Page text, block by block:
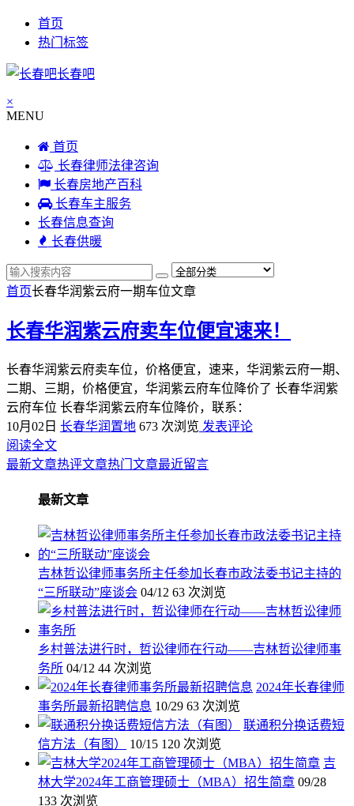
首页
热门标签
长春吧
×
MENU
首页
长春律师法律咨询
长春房地产百科
长春车主服务
长春信息查询
长春供暖
首页长春华润紫云府一期车位文章
长春华润紫云府卖车位便宜速来！
长春华润紫云府卖车位，价格便宜，速来，华润紫云府一期、
二期、三期，价格便宜，华润紫云府车位降价了 长春华润紫
云府车位 长春华润紫云府车位降价，联系：
10月02日 长春华润置地 673 次浏览 发表评论
阅读全文
最新文章热评文章热门文章最近留言
最新文章
吉林哲讼律师事务所主任参加长春市政法委书记主持的
“三所联动”座谈会 04/12 63 次浏览
乡村普法进行时，哲讼律师在行动——吉林哲讼律师事
务所 04/12 44 次浏览
2024年长春律师
事务所最新招聘信息 10/29 63 次浏览
联通积分换话费短
信方法（有图）
10/15 120 次浏览
吉
林大学2024年工商管理硕士（MBA）招生简章 09/28
133 次浏览